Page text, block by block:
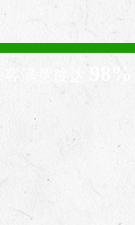
客满意度达 98%